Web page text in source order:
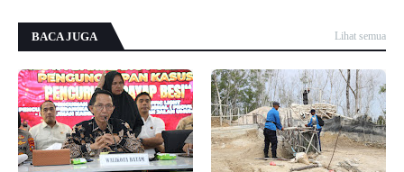
BACA JUGA Lihat semua